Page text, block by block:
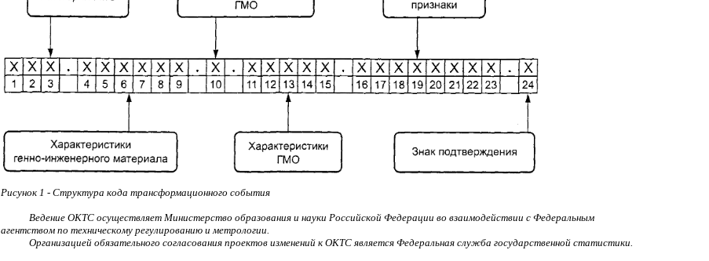
Рисунок 1 - Структура кода трансформационного события
Ведение ОКТС осуществляет Министерство образования и науки Российской Федерации во взаимодействии с Федеральным
агентством по техническому регулированию и метрологии.
Организацией обязательного согласования проектов изменений к ОКТС является Федеральная служба государственной статистики.